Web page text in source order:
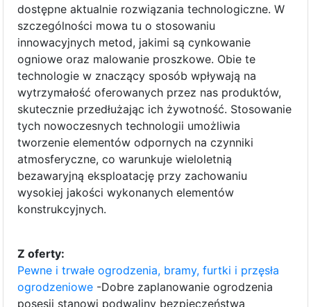
dostępne aktualnie rozwiązania technologiczne. W
szczególności mowa tu o stosowaniu
innowacyjnych metod, jakimi są cynkowanie
ogniowe oraz malowanie proszkowe. Obie te
technologie w znaczący sposób wpływają na
wytrzymałość oferowanych przez nas produktów,
skutecznie przedłużając ich żywotność. Stosowanie
tych nowoczesnych technologii umożliwia
tworzenie elementów odpornych na czynniki
atmosferyczne, co warunkuje wieloletnią
bezawaryjną eksploatację przy zachowaniu
wysokiej jakości wykonanych elementów
konstrukcyjnych.
Z oferty:
Pewne i trwałe ogrodzenia, bramy, furtki i przęsła
ogrodzeniowe -Dobre zaplanowanie ogrodzenia
posesji stanowi podwaliny bezpieczeństwa